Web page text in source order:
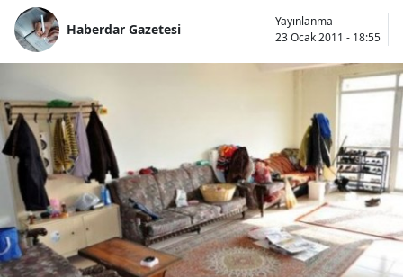
Haberdar Gazetesi
Yayınlanma
23 Ocak 2011 - 18:55